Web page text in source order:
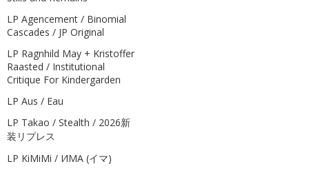
LP Agencement / Binomial
Cascades / JP Original
LP Ragnhild May + Kristoffer
Raasted / Institutional
Critique For Kindergarden
LP Aus / Eau
LP Takao / Stealth / 2026新
装リプレス
LP KiMiMi / ИМА (イマ)